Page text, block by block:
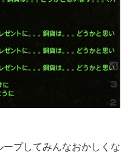
プしてみんなおかしくな